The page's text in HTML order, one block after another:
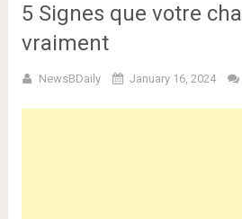
5 Signes que votre
vraiment
NewsBDaily January 16, 2024